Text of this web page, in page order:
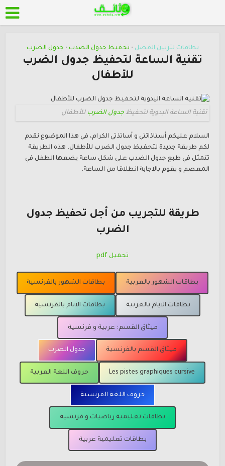
بطاقات لتزيين الفصل • تحفيظ جدول الضدب • جدول الضرب
تقنية الساعة لتحفيظ جدول الضرب
للأطفال
تقنية الساعة اليدوية لتحفيظجدول الضرب للأطفال
السلام عليكم أستاذاتتي و أساتذتي الكرام، في هذا الموضوع نقدم
لكم طريقة جديدة لتحفيظ جدول الضرب للأطفال. هذه الطريقة
تتمثل في طبع جدول الضدب على شكل ساعة يضعها الطفل في
المعصم و يقوم بالاجابة انطلاقا من الساعة.
طريقة للتجريب من أجل تحفيظ جدول
الضرب
تحميل pdf
بطاقات الشهور بالعربية بطاقات الشهور بالفرنسية
بطاقات الايام بالعربية بطاقات الايام بالفرنسية
ميثاق القسم: عربية و فرنسية
ميثاق القسم بالفرنسية جدول الضرب
Les pistes graphiques cursive حروف اللغة العربية
حروف اللغة الفرنسية
بطاقات تعليمية رياضيات و فرنسية
بطاقات تعليمية عربية